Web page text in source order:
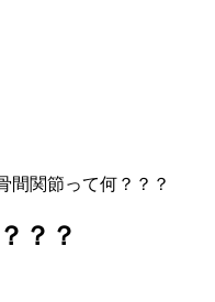
間関節って何？？？
？？